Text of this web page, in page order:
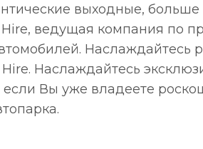
выходные, больше
ведущая компания по
Наслаждайтесь
Наслаждайтесь
Вы уже владеете